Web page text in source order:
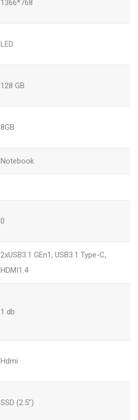
1366*768
LED
128 GB
8GB
Notebook
0
2xUSB3.1 GEn1, USB3.1 Type-C,
HDMI1.4
1 db
Hdmi
SSD (2.5")